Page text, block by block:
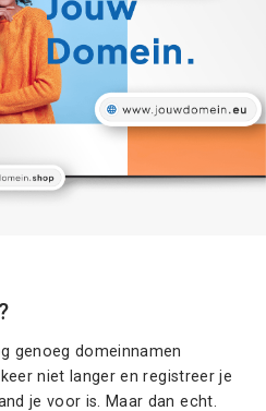
genoeg domeinnamen
niet langer en registreer je
je voor is. Maar dan echt.